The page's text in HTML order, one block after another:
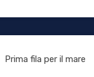
Prima fila per il mare